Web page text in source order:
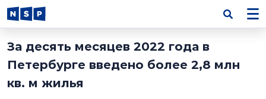
За десять месяцев 2022 года в
Петербурге введено более 2,8 млн
кв. м жилья